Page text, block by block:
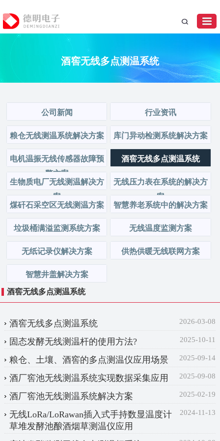
酒窖无线多点测温系统
公司新闻 行业资讯
粮仓无线测温系统解决方案 库门异动检测系统解决方案
电机温振无线传感器故障预
警方案
酒窖无线多点测温系统
生物质电厂无线测温解决方
案
无线压力表在系统的解决方
案
煤矸石采空区无线测温方案
智慧养老系统中的解决方案
垃圾桶满溢监测系统方案 无线温度监测方案
无纸记录仪解决方案 供热供暖无线联网方案
智慧井盖解决方案
酒窖无线多点测温系统
2026-03-08
酒窖无线多点测温系统
2025-10-11
固态发酵无线测温杆的使用方法?
2025-09-14
粮仓、土壤、酒窖的多点测温仪应用场景
2025-09-08
酒厂窖池无线测温系统实现数据采集应用
2025-02-19
酒厂窖池无线测温系统解决方案
2024-11-13
无线LoRa/LoRawan插入式手持数显温度计
草堆发酵池酿酒烟草测温仪应用